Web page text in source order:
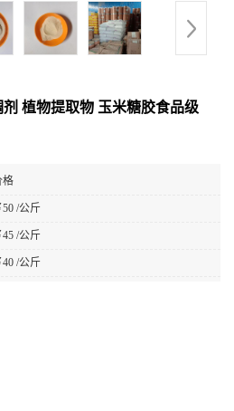
植物提取物 玉米糖胶食品级
格
50 /公斤
45 /公斤
40 /公斤